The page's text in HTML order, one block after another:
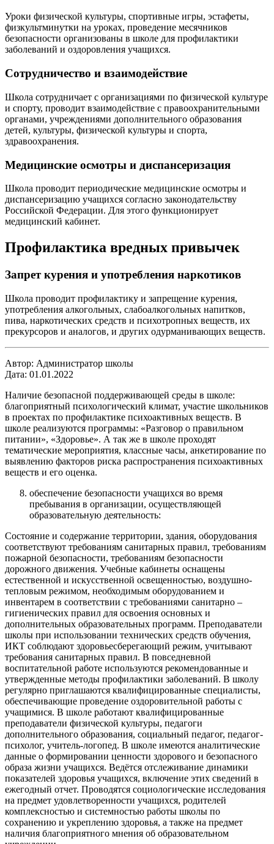
Уроки физической культуры, спортивные игры, эстафеты,
физкультминутки на уроках, проведение месячников
безопасности организованы в школе для профилактики
заболеваний и оздоровления учащихся.
Сотрудничество и взаимодействие
Школа сотрудничает с организациями по физической культуре
и спорту, проводит взаимодействие с правоохранительными
органами, учреждениями дополнительного образования
детей, культуры, физической культуры и спорта,
здравоохранения.
Медицинские осмотры и диспансеризация
Школа проводит периодические медицинские осмотры и
диспансеризацию учащихся согласно законодательству
Российской Федерации. Для этого функционирует
медицинский кабинет.
Профилактика вредных привычек
Запрет курения и употребления наркотиков
Школа проводит профилактику и запрещение курения,
употребления алкогольных, слабоалкогольных напитков,
пива, наркотических средств и психотропных веществ, их
прекурсоров и аналогов, и других одурманивающих веществ.
Автор: Администратор школы
Дата: 01.01.2022
Наличие безопасной поддерживающей среды в школе:
благоприятный психологический климат, участие школьников
в проектах по профилактике психоактивных веществ. В
школе реализуются программы: «Разговор о правильном
питании», «Здоровье». А так же в школе проходят
тематические мероприятия, классные часы, анкетирование по
выявлению факторов риска распространения психоактивных
веществ и его оценка.
обеспечение безопасности учащихся во время
пребывания в организации, осуществляющей
образовательную деятельность:
Состояние и содержание территории, здания, оборудования
соответствуют требованиям санитарных правил, требованиям
пожарной безопасности, требованиям безопасности
дорожного движения. Учебные кабинеты оснащены
естественной и искусственной освещенностью, воздушно-
тепловым режимом, необходимым оборудованием и
инвентарем в соответствии с требованиями санитарно –
гигиенических правил для освоения основных и
дополнительных образовательных программ. Преподаватели
школы при использовании технических средств обучения,
ИКТ соблюдают здоровьесберегающий режим, учитывают
требования санитарных правил. В повседневной
воспитательной работе используются рекомендованные и
утвержденные методы профилактики заболеваний. В школу
регулярно приглашаются квалифицированные специалисты,
обеспечивающие проведение оздоровительной работы с
учащимися. В школе работают квалифицированные
преподаватели физической культуры, педагоги
дополнительного образования, социальный педагог, педагог-
психолог, учитель-логопед. В школе имеются аналитические
данные о формировании ценности здорового и безопасного
образа жизни учащихся. Ведётся отслеживание динамики
показателей здоровья учащихся, включение этих сведений в
ежегодный отчет. Проводятся социологические исследования
на предмет удовлетворенности учащихся, родителей
комплексностью и системностью работы школы по
сохранению и укреплению здоровья, а также на предмет
наличия благоприятного мнения об образовательном